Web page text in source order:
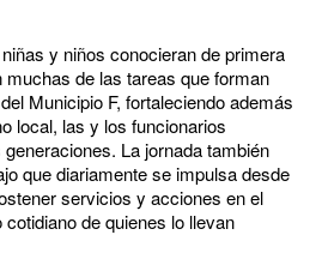
y niños conocieran de primera
de las tareas que forman
Municipio F, fortaleciendo además
local, las y los funcionarios
La jornada también
que diariamente se impulsa desde
servicios y acciones en el
de quienes lo llevan